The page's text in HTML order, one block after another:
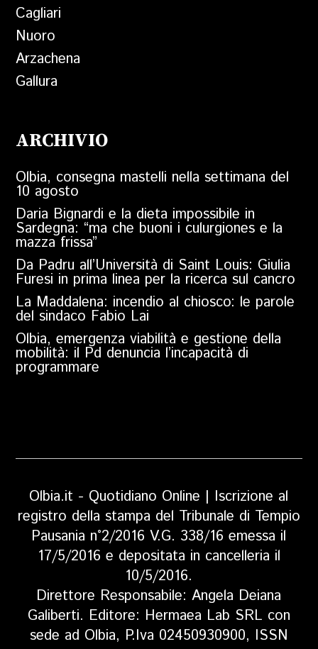
Cagliari
Nuoro
Arzachena
Gallura
ARCHIVIO
Olbia, consegna mastelli nella settimana del
10 agosto
Daria Bignardi e la dieta impossibile in
Sardegna: “ma che buoni i culurgiones e la
mazza frissa”
Da Padru all’Università di Saint Louis: Giulia
Furesi in prima linea per la ricerca sul cancro
La Maddalena: incendio al chiosco: le parole
del sindaco Fabio Lai
Olbia, emergenza viabilità e gestione della
mobilità: il Pd denuncia l’incapacità di
programmare
Olbia.it - Quotidiano Online | Iscrizione al
registro della stampa del Tribunale di Tempio
Pausania n°2/2016 V.G. 338/16 emessa il
17/5/2016 e depositata in cancelleria il
10/5/2016.
Direttore Responsabile: Angela Deiana
Galiberti. Editore: Hermaea Lab SRL con
sede ad Olbia, P.Iva 02450930900, ISSN